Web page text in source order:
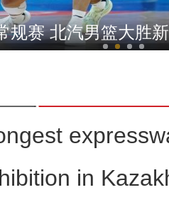
文物里的昌吉·唐
规赛 北汽男篮大胜
in